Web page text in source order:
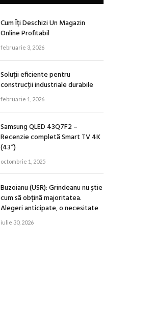
Cum Îți Deschizi Un Magazin
Online Profitabil
februarie 3, 2026
Soluții eficiente pentru
construcții industriale durabile
februarie 1, 2026
Samsung QLED 43Q7F2 –
Recenzie completă Smart TV 4K
(43″)
octombrie 1, 2025
Buzoianu (USR): Grindeanu nu știe
cum să obțină majoritatea.
Alegeri anticipate, o necesitate
iulie 30, 2026